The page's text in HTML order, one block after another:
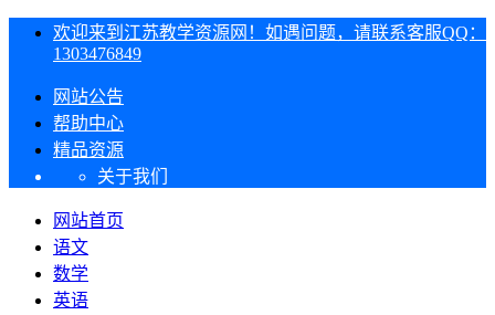
欢迎来到江苏教学资源网！如遇问题，请联系客服QQ：
1303476849
网站公告
帮助中心
精品资源
关于我们
网站首页
语文
数学
英语